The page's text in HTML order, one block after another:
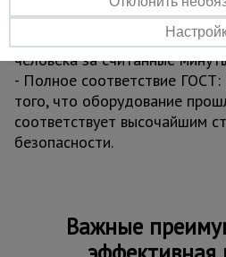
система «труба в трубу» и
замки позволяют собрать
человека за считанные
- Полное соответствие ГОСТ:
того, что оборудование
соответствует высочайшим
безопасности.
Важные